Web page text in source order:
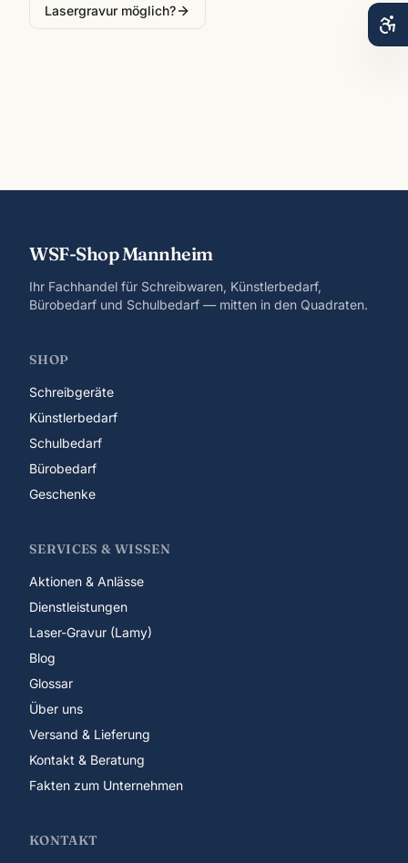
Lasergravur möglich?
WSF-Shop Mannheim
Ihr Fachhandel für Schreibwaren, Künstlerbedarf,
Bürobedarf und Schulbedarf — mitten in den Quadraten.
SHOP
Schreibgeräte
Künstlerbedarf
Schulbedarf
Bürobedarf
Geschenke
SERVICES & WISSEN
Aktionen & Anlässe
Dienstleistungen
Laser-Gravur (Lamy)
Blog
Glossar
Über uns
Versand & Lieferung
Kontakt & Beratung
Fakten zum Unternehmen
KONTAKT